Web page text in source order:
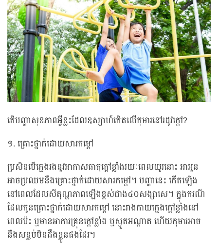
តើបញ្ហាសុខភាពអ្វីខ្លះដែលឧស្សាហ៍កើតលើកុមារនៅរដូវក្តៅ?
១. គ្រោះថ្នាក់ដោយសារកម្តៅ
ប្រសិនបើក្មេងរងនូវអាកាសធាតុក្តៅខ្លាំងរយៈពេលយូរនោះ អាអូន
អាចប្រឈមនឹងគ្រោះថ្នាក់ដោយសារកម្តៅ។ បញ្ហានេះ កើតឡើង
នៅពេលដែលសីតុណ្ហភាពឡើងខ្ពស់ជាង៤០សង្សាសេ។ ក្នុងករណី
ដែលកូនគ្រោះថ្នាក់ដោយសារកម្តៅ នោះរាងកាយក្មេងក្តៅខ្លាំងនៅ
ពេលប៉ះ ឬមានអាការគ្រុនក្តៅខ្លាំង ឬស្ងួតអណ្តាត ហើយកុមារអាច
នឹងសន្លប់មិនដឹងខ្លួនផងដែរ។